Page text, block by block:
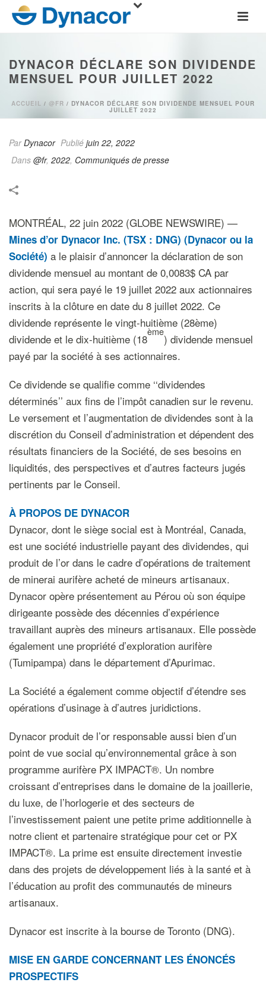
DYNACOR DÉCLARE SON DIVIDENDE
MENSUEL POUR JUILLET 2022
ACCUEIL / @FR / DYNACOR DÉCLARE SON DIVIDENDE MENSUEL POUR
JUILLET 2022
ParDynacor Publié juin 22, 2022
Dans @fr, 2022, Communiqués de presse
MONTRÉAL, 22 juin 2022 (GLOBE NEWSWIRE) —
Mines d’or Dynacor Inc. (TSX : DNG) (Dynacor ou la
Société) a le plaisir d’annoncer la déclaration de son
dividende mensuel au montant de 0,0083$ CA par
action, qui sera payé le 19 juillet 2022 aux actionnaires
inscrits à la clôture en date du 8 juillet 2022. Ce
dividende représente le vingt-huitième (28ème)
dividende et le dix-huitième (18
ème
) dividende mensuel
payé par la société à ses actionnaires.
Ce dividende se qualifie comme ‘‘dividendes
déterminés’’ aux fins de l’impôt canadien sur le revenu.
Le versement et l’augmentation de dividendes sont à la
discrétion du Conseil d’administration et dépendent des
résultats financiers de la Société, de ses besoins en
liquidités, des perspectives et d’autres facteurs jugés
pertinents par le Conseil.
À PROPOS DE DYNACOR
Dynacor, dont le siège social est à Montréal, Canada,
est une société industrielle payant des dividendes, qui
produit de l’or dans le cadre d’opérations de traitement
de minerai aurifère acheté de mineurs artisanaux.
Dynacor opère présentement au Pérou où son équipe
dirigeante possède des décennies d’expérience
travaillant auprès des mineurs artisanaux. Elle possède
également une propriété d’exploration aurifère
(Tumipampa) dans le département d’Apurimac.
La Société a également comme objectif d’étendre ses
opérations d’usinage à d’autres juridictions.
Dynacor produit de l’or responsable aussi bien d’un
point de vue social qu’environnemental grâce à son
programme aurifère PX IMPACT®. Un nombre
croissant d’entreprises dans le domaine de la joaillerie,
du luxe, de l’horlogerie et des secteurs de
l’investissement paient une petite prime additionnelle à
notre client et partenaire stratégique pour cet or PX
IMPACT®. La prime est ensuite directement investie
dans des projets de développement liés à la santé et à
l’éducation au profit des communautés de mineurs
artisanaux.
Dynacor est inscrite à la bourse de Toronto (DNG).
MISE EN GARDE CONCERNANT LES ÉNONCÉS
PROSPECTIFS